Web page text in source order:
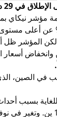
خلال اليوم عند 38957.44.
في المائة عن أعلى مستوى
أسعار
كان مؤشر نيكاي